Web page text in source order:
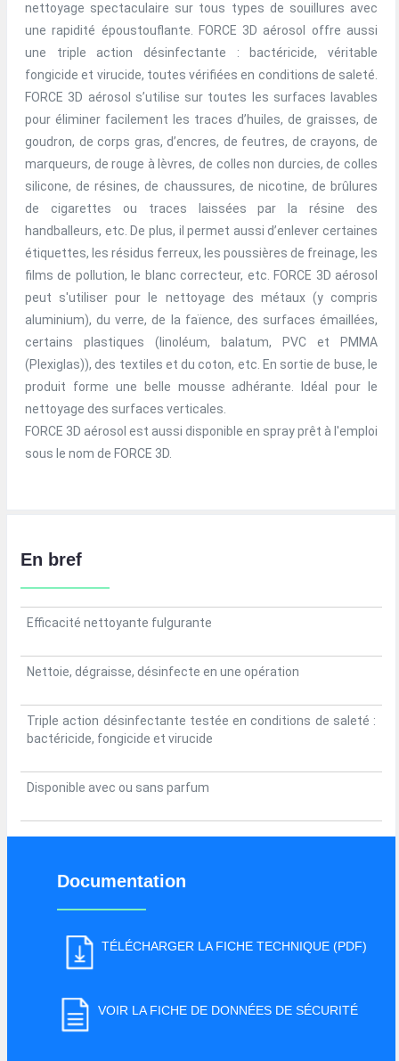
nettoyage spectaculaire sur tous types de souillures avec
une rapidité époustouflante. FORCE 3D aérosol offre aussi
une triple action désinfectante : bactéricide, véritable
fongicide et virucide, toutes vérifiées en conditions de saleté.
FORCE 3D aérosol s’utilise sur toutes les surfaces lavables
pour éliminer facilement les traces d’huiles, de graisses, de
goudron, de corps gras, d’encres, de feutres, de crayons, de
marqueurs, de rouge à lèvres, de colles non durcies, de colles
silicone, de résines, de chaussures, de nicotine, de brûlures
de cigarettes ou traces laissées par la résine des
handballeurs, etc. De plus, il permet aussi d’enlever certaines
étiquettes, les résidus ferreux, les poussières de freinage, les
films de pollution, le blanc correcteur, etc. FORCE 3D aérosol
peut s'utiliser pour le nettoyage des métaux (y compris
aluminium), du verre, de la faïence, des surfaces émaillées,
certains plastiques (linoléum, balatum, PVC et PMMA
(Plexiglas)), des textiles et du coton, etc. En sortie de buse, le
produit forme une belle mousse adhérante. Idéal pour le
nettoyage des surfaces verticales.
FORCE 3D aérosol est aussi disponible en spray prêt à l'emploi
sous le nom de FORCE 3D.
En bref
Efficacité nettoyante fulgurante
Nettoie, dégraisse, désinfecte en une opération
Triple action désinfectante testée en conditions de saleté :
bactéricide, fongicide et virucide
Disponible avec ou sans parfum
Documentation
TÉLÉCHARGER LA FICHE TECHNIQUE (PDF)
VOIR LA FICHE DE DONNÉES DE SÉCURITÉ